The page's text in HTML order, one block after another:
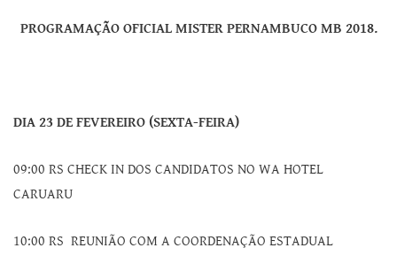
PROGRAMAÇÃO OFICIAL MISTER PERNAMBUCO MB 2018.
DIA 23 DE FEVEREIRO (SEXTA-FEIRA)
09:00 RS CHECK IN DOS CANDIDATOS NO WA HOTEL
CARUARU
10:00 RS REUNIÃO COM A COORDENAÇÃO ESTADUAL